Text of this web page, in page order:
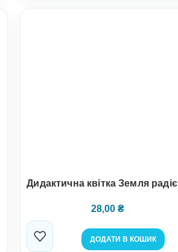
Дидактична квітка Земля радіє
28,00 ₴
ДОДАТИ В КОШИК